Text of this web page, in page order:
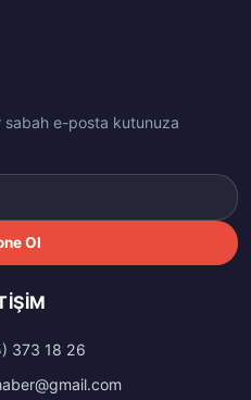
sabah e-posta kutunuza
Ol
373 18 26